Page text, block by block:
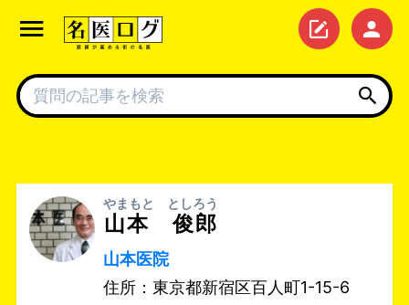
山本 俊郎
やまもと としろう
山本医院
住所：東京都新宿区百人町1-15-6